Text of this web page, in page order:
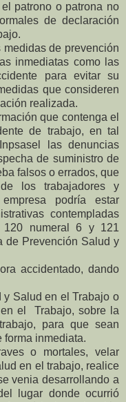
patrono o patrona no
de declaración
de prevención
inmediatas como las
para evitar su
que consideren
realizada.
que contenga el
de trabajo, en tal
las denuncias
de suministro de
falsos o errados, que
los trabajadores y
podría estar
contempladas
120 numeral 6 y 121
de Prevención Salud y
accidentado, dando
y Salud en el Trabajo o
el Trabajo, sobre la
para que sean
forma inmediata.
o mortales, velar
en el trabajo, realice
venia desarrollando a
lugar donde ocurrió